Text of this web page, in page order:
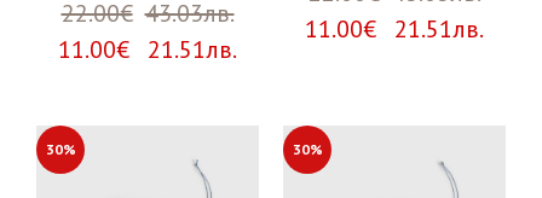
22.00€ 43.03лв.
11.00€ 21.51лв.
11.00€ 21.51лв.
30% 30%